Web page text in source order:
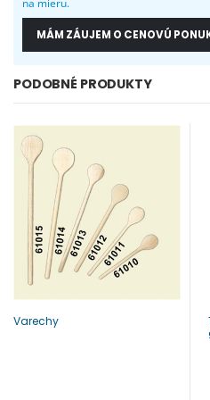
na mieru.
MÁM ZÁUJEM O CENOVÚ
PODOBNÉ PRODUKTY
Varechy